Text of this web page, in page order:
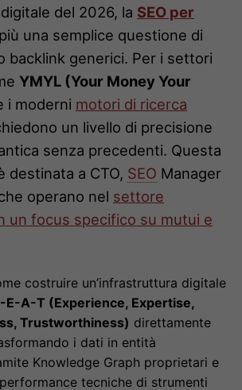
del 2026, la SEO per
una semplice questione di
backlink generici. Per i settori
YMYL (Your Money Your
i moderni motori di ricerca
un livello di precisione
senza precedenti. Questa
destinata a CTO, SEO Manager
operano nel settore
un focus specifico su mutui e
costruire un’infrastruttura digitale
E-A-T (Experience, Expertise,
Trustworthiness) direttamente
i dati in entità
Knowledge Graph proprietari e
tecniche di strumenti